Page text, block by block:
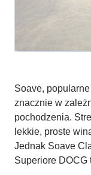
Soave,
znacznie w
pochodzenia.
lekkie, proste
Jednak Soave
Superiore DOCG